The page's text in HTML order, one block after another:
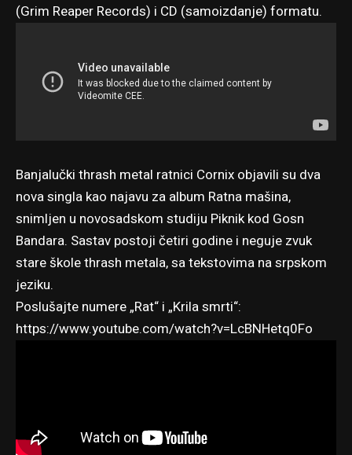
(Grim Reaper Records) i CD (samoizdanje) formatu.
Banjalučki thrash metal ratnici Cornix objavili su dva
nova singla kao najavu za album Ratna mašina,
snimljen u novosadskom studiju Piknik kod Gosn
Bandara. Sastav postoji četiri godine i neguje zvuk
stare škole thrash metala, sa tekstovima na srpskom
jeziku.
Poslušajte numere „Rat“ i „Krila smrti“:
https://www.youtube.com/watch?v=LcBNHetq0Fo